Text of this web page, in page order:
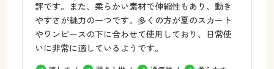
評です。また、柔らかい素材で伸縮性もあり、動き
やすさが魅力の一つです。多くの方が夏のスカート
やワンピースの下に合わせて使用しており、日常使
いに非常に適しているようです。